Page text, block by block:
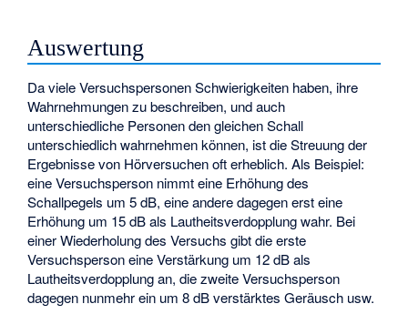
Auswertung
Da viele Versuchspersonen Schwierigkeiten haben, ihre
Wahrnehmungen zu beschreiben, und auch
unterschiedliche Personen den gleichen Schall
unterschiedlich wahrnehmen können, ist die Streuung der
Ergebnisse von Hörversuchen oft erheblich. Als Beispiel:
eine Versuchsperson nimmt eine Erhöhung des
Schallpegels um 5 dB, eine andere dagegen erst eine
Erhöhung um 15 dB als Lautheitsverdopplung wahr. Bei
einer Wiederholung des Versuchs gibt die erste
Versuchsperson eine Verstärkung um 12 dB als
Lautheitsverdopplung an, die zweite Versuchsperson
dagegen nunmehr ein um 8 dB verstärktes Geräusch usw.